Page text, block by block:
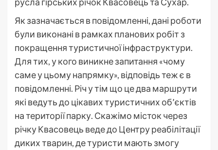
Як зазначається в повідомленні, дані роботи
були виконані в рамках планових робіт з
покращення туристичної інфраструктури.
Для тих, у кого виникне запитання «чому
саме у цьому напрямку», відповідь теж є в
повідомленні. Річ у тім що це два маршрути
які ведуть до цікавих туристичних об’єктів
на території парку. Скажімо місток через
річку Квасовець веде до Центру реабілітації
диких тварин, де туристи мають змогу